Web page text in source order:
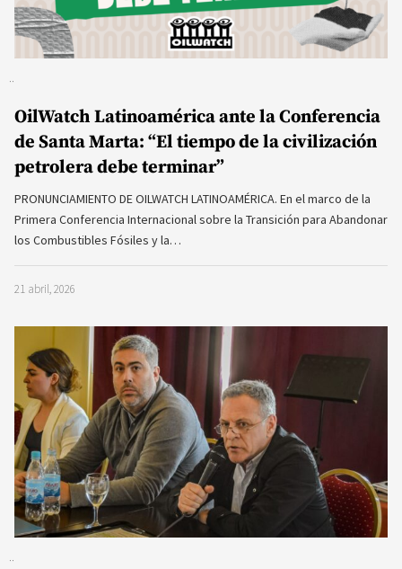
OilWatch Latinoamérica ante la Conferencia
de Santa Marta: “El tiempo de la civilización
petrolera debe terminar”
PRONUNCIAMIENTO DE OILWATCH LATINOAMÉRICA. En el marco de la
Primera Conferencia Internacional sobre la Transición para Abandonar
los Combustibles Fósiles y la…
21 abril, 2026